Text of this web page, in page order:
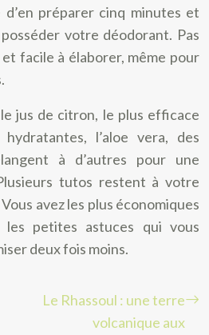
d’en préparer cinq minutes et
votre déodorant. Pas
facile à élaborer, même pour
jus de citron, le plus efficace
l’aloe vera, des
à d’autres pour une
tutos restent à votre
avez les plus économiques
petites astuces qui vous
deux fois moins.
Le Rhassoul : une terre
volcanique aux